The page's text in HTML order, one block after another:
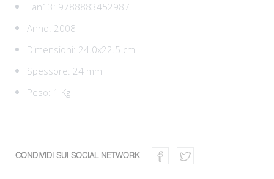
Ean13: 9788883452987
Anno: 2008
Dimensioni: 24.0x22.5 cm
Spessore: 24 mm
Peso: 1 Kg
CONDIVIDI SUI SOCIAL NETWORK